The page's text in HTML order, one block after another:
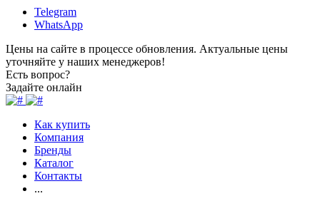
Telegram
WhatsApp
Цены на сайте в процессе обновления. Актуальные цены
уточняйте у наших менеджеров!
Есть вопрос?
Задайте онлайн
Как купить
Компания
Бренды
Каталог
Контакты
...